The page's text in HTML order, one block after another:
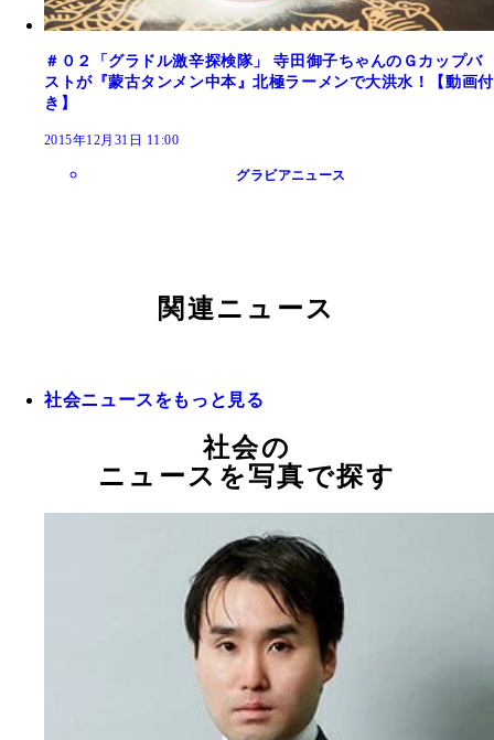
＃０２「グラドル激辛探検隊」 寺田御子ちゃんのＧカップバ
ストが『蒙古タンメン中本』北極ラーメンで大洪水！【動画付
き】
2015年12月31日 11:00
グラビアニュース
関連ニュース
社会ニュースをもっと見る
社会の
ニュースを写真で探す